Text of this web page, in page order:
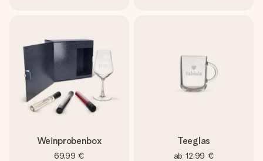
Weinprobenbox
69,99 €
Teeglas
ab 12,99 €